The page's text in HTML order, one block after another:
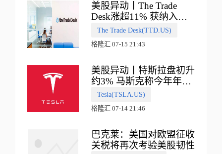
美股异动丨The Trade
Desk涨超11% 获纳入标
普500指数
The Trade Desk(TTD.US)
格隆汇 07-15 21:43
美股异动丨特斯拉盘初升
约3% 马斯克称今年年底
会有‘史诗级震撼’的演示
Tesla(TSLA.US)
格隆汇 07-14 21:46
巴克莱：美国对欧盟征收
关税将再次考验美股韧性